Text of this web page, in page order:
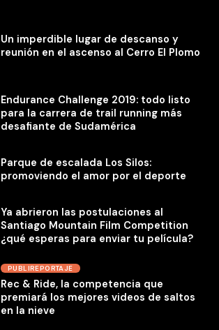
Un imperdible lugar de descanso y
reunión en el ascenso al Cerro El Plomo
Endurance Challenge 2019: todo listo
para la carrera de trail running más
desafiante de Sudamérica
Parque de escalada Los Silos:
promoviendo el amor por el deporte
Ya abrieron las postulaciones al
Santiago Mountain Film Competition
¿qué esperas para enviar tu película?
PUBLIREPORTAJE
Rec & Ride, la competencia que
premiará los mejores videos de saltos
en la nieve